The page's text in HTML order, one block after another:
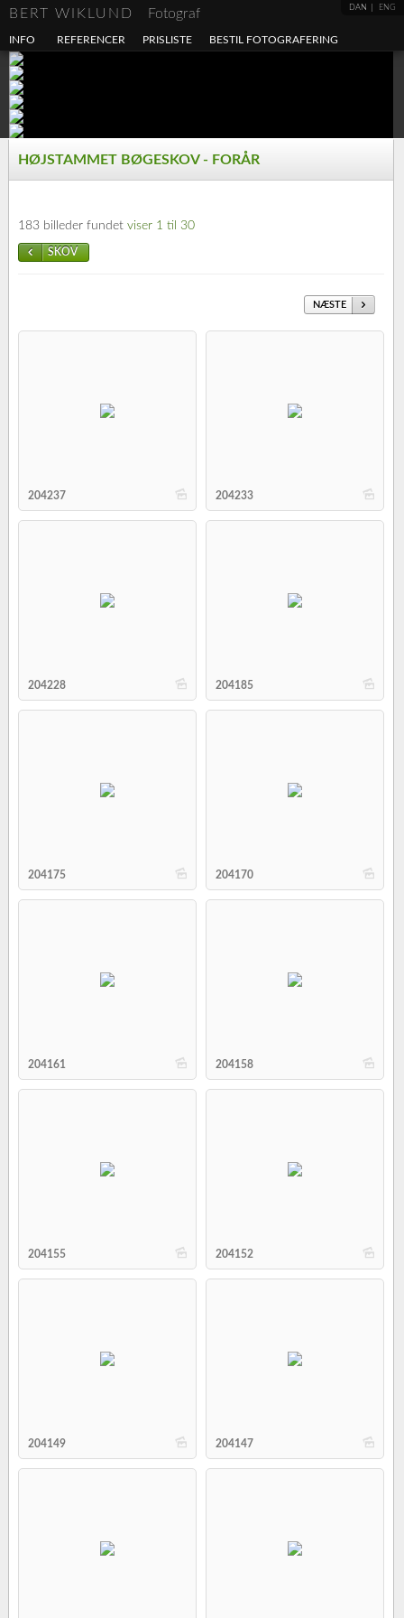
DAN ENG
BERT WIKLUND Fotograf
INFO REFERENCER PRISLISTE BESTIL FOTOGRAFERING
HØJSTAMMET BØGESKOV - FORÅR
183 billeder fundet viser 1 til 30
SKOV
NÆSTE
b
204237 b
204233
b
204228 b
204185
b
204175 b
204170
b
204161 b
204158
b
204155 b
204152
b
204149 b
204147